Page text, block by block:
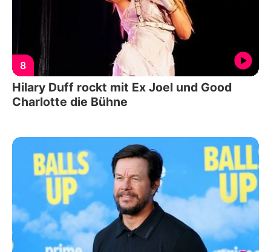
8
Hilary Duff rockt mit Ex Joel und Good
Charlotte die Bühne